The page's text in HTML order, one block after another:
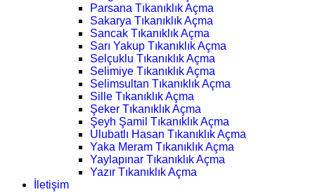
Parsana Tıkanıklık Açma
Sakarya Tıkanıklık Açma
Sancak Tıkanıklık Açma
Sarı Yakup Tıkanıklık Açma
Selçuklu Tıkanıklık Açma
Selimiye Tıkanıklık Açma
Selimsultan Tıkanıklık Açma
Sille Tıkanıklık Açma
Şeker Tıkanıklık Açma
Şeyh Şamil Tıkanıklık Açma
Ulubatlı Hasan Tıkanıklık Açma
Yaka Meram Tıkanıklık Açma
Yaylapınar Tıkanıklık Açma
Yazır Tıkanıklık Açma
İletişim